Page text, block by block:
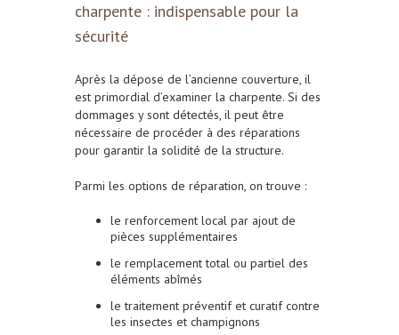
charpente : indispensable pour la
sécurité
Après la dépose de l’ancienne couverture, il
est primordial d’examiner la charpente. Si des
dommages y sont détectés, il peut être
nécessaire de procéder à des réparations
pour garantir la solidité de la structure.
Parmi les options de réparation, on trouve :
le renforcement local par ajout de
pièces supplémentaires
le remplacement total ou partiel des
éléments abîmés
le traitement préventif et curatif contre
les insectes et champignons